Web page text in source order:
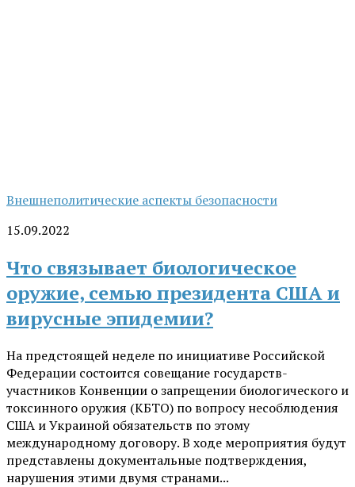
Внешнеполитические аспекты безопасности
15.09.2022
Что связывает биологическое
оружие, семью президента США и
вирусные эпидемии?
На предстоящей неделе по инициативе Российской
Федерации состоится совещание государств-
участников Конвенции о запрещении биологического и
токсинного оружия (КБТО) по вопросу несоблюдения
США и Украиной обязательств по этому
международному договору. В ходе мероприятия будут
представлены документальные подтверждения,
нарушения этими двумя странами...